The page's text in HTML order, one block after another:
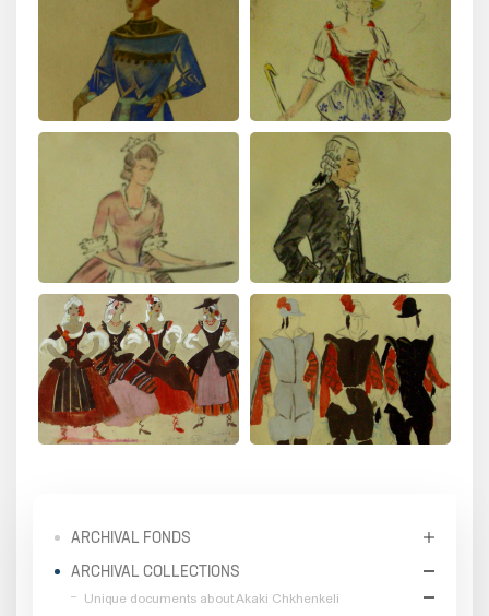
ARCHIVAL FONDS
ARCHIVAL COLLECTIONS
Unique documents about Akaki Chkhenkeli